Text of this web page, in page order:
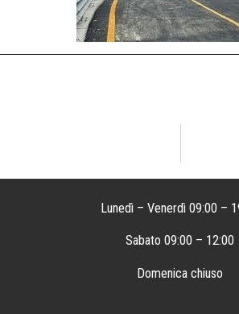
Lunedì – Venerdì 09:00 –
Sabato 09:00 – 12:00
Domenica chiuso